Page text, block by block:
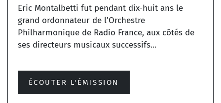
Eric Montalbetti fut pendant dix-huit ans le
grand ordonnateur de l’Orchestre
Philharmonique de Radio France, aux côtés de
ses directeurs musicaux successifs...
ÉCOUTER L'ÉMISSION